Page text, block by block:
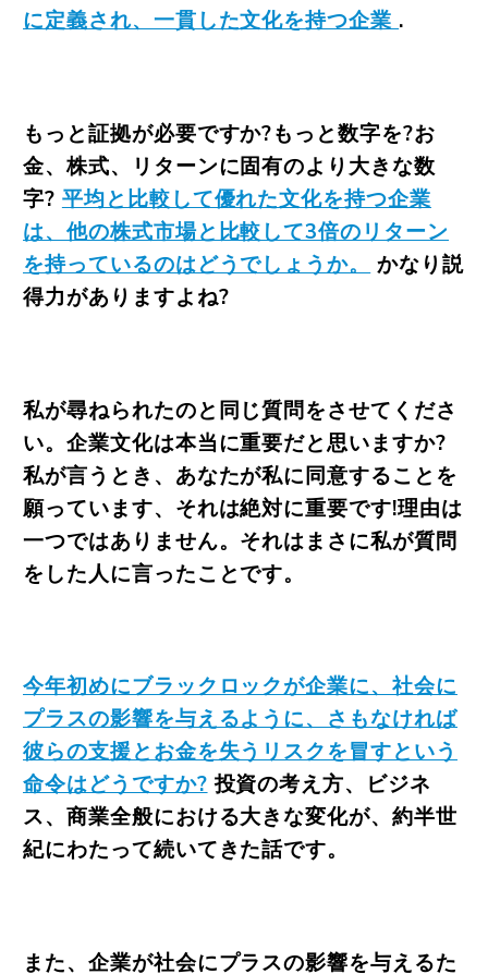
に定義され、一貫した文化を持つ企業 .
もっと証拠が必要ですか?もっと数字を?お
金、株式、リターンに固有のより大きな数
字? 平均と比較して優れた文化を持つ企業
は、他の株式市場と比較して3倍のリターン
を持っているのはどうでしょうか。
かなり説
得力がありますよね?
私が尋ねられたのと同じ質問をさせてくださ
い。企業文化は本当に重要だと思いますか?
私が言うとき、あなたが私に同意することを
願っています、それは絶対に重要です!理由は
一つではありません。それはまさに私が質問
をした人に言ったことです。
今年初めにブラックロックが企業に、社会に
プラスの影響を与えるように、さもなければ
彼らの支援とお金を失うリスクを冒すという
命令はどうですか? 投資の考え方、ビジネ
ス、商業全般における大きな変化が、約半世
紀にわたって続いてきた話です。
また、企業が社会にプラスの影響を与えるた